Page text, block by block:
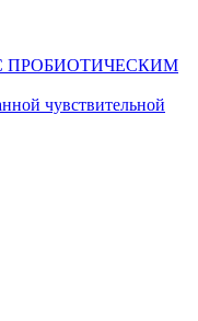
чувствительной